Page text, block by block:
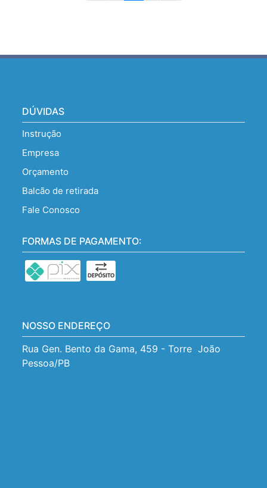
DÚVIDAS
Instrução
Empresa
Orçamento
Balcão de retirada
Fale Conosco
FORMAS DE PAGAMENTO:
NOSSO ENDEREÇO
Rua Gen. Bento da Gama, 459 - Torre  João
Pessoa/PB